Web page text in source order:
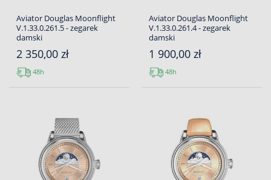
Aviator Douglas Moonflight
V.1.33.0.261.5 - zegarek
damski
2 350,00 zł
48h
Aviator Douglas Moonflight
V.1.33.0.261.4 - zegarek
damski
1 900,00 zł
48h